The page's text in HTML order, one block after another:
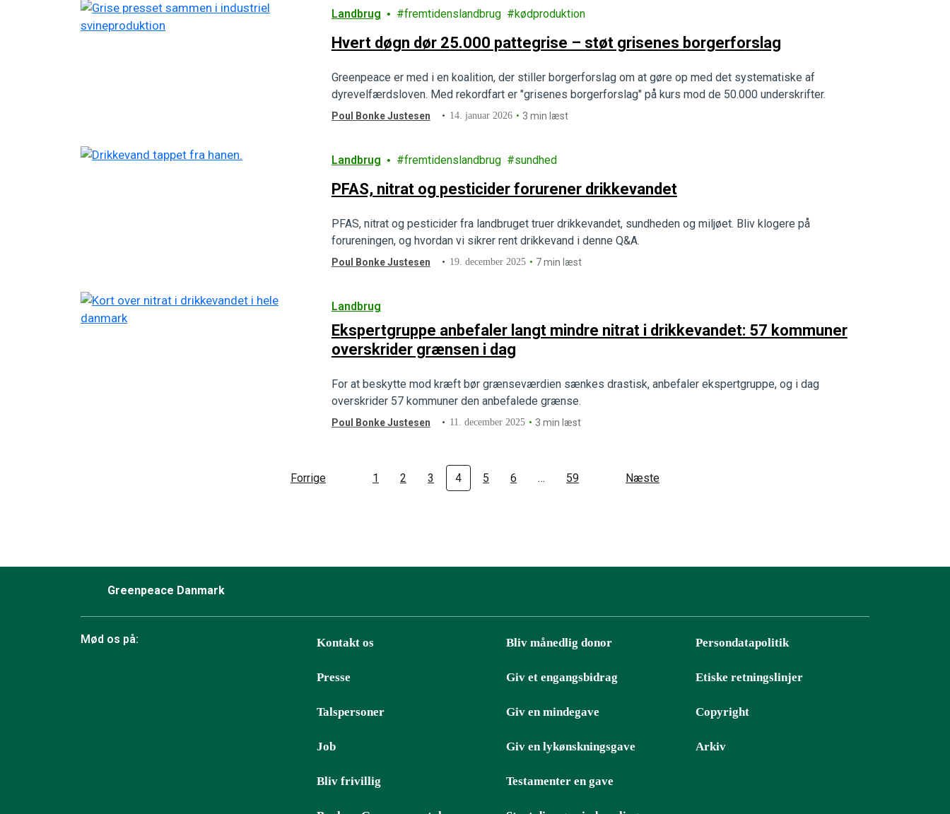
Landbrug fremtidenslandbrug kødproduktion
Hvert døgn dør 25.000 pattegrise – støt grisenes borgerforslag
Greenpeace er med i en koalition, der stiller borgerforslag om at gøre op med det systematiske af
dyrevelfærdsloven. Med rekordfart er "grisenes borgerforslag" på kurs mod de 50.000 underskrifter.
Poul Bonke Justesen 14. januar 2026 3 min læst
Landbrug fremtidenslandbrug sundhed
PFAS, nitrat og pesticider forurener drikkevandet
PFAS, nitrat og pesticider fra landbruget truer drikkevandet, sundheden og miljøet. Bliv klogere på
forureningen, og hvordan vi sikrer rent drikkevand i denne Q&A.
Poul Bonke Justesen 19. december 2025 7 min læst
Landbrug
Ekspertgruppe anbefaler langt mindre nitrat i drikkevandet: 57 kommuner
overskrider grænsen i dag
For at beskytte mod kræft bør grænseværdien sænkes drastisk, anbefaler ekspertgruppe, og i dag
overskrider 57 kommuner den anbefalede grænse.
Poul Bonke Justesen 11. december 2025 3 min læst
Forrige 1 2 3 4 5 6 … 59 Næste
Greenpeace Danmark
Mød os på: Kontakt os
Presse
Talspersoner
Job
Bliv frivillig
Bliv månedlig donor
Giv et engangsbidrag
Giv en mindegave
Giv en lykønskningsgave
Testamenter en gave
Persondatapolitik
Etiske retningslinjer
Copyright
Arkiv